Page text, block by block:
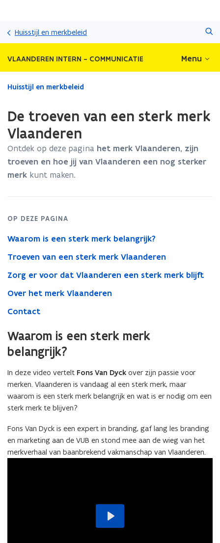
inhoud
gaan
Huisstijl en merkbeleid
VLAANDEREN INTERN - COMMUNICATIE Menu
Gedaan
bevindt
zich
op:
De
van
Vlaanderen
Huisstijl en merkbeleid
De troeven van een sterk merk
Vlaanderen
Ontdek op deze pagina het merk Vlaanderen, zijn
troeven en hoe jij van Vlaanderen een nog sterker
merk kunt maken.
OP DEZE PAGINA
Waarom is een sterk merk belangrijk?
Troeven van een sterk merk Vlaanderen
Zorg er voor dat Vlaanderen een sterk merk blijft
Over het merk Vlaanderen
Contact
Waarom is een sterk merk
belangrijk?
In deze video vertelt Fons Van Dyck over zijn passie voor
merken. Vlaanderen is vandaag al een sterk merk, maar
waarom is een sterk merk belangrijk en wat is er nodig om een
sterk merk te blijven?
Fons Van Dyck is een expert in branding, gaf lang les branding
en marketing aan de VUB en stond mee aan de wieg van het
merkverhaal van baanbrekend vakmanschap van Vlaanderen.
Play